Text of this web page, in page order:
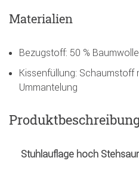
Materialien
Bezugstoff: 50 %
Kissenfüllung: Schaumstoff
Ummantelung
Stuhlauflage hoch